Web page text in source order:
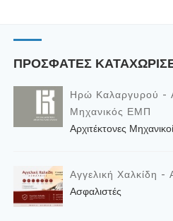
ΠΡΟΣΦΑΤΕΣ
Ηρώ Καλαργυρού -
Μηχανικός ΕΜΠ
Αρχιτέκτονες Μηχανικοί
Αγγελική Χαλκίδη -
Ασφαλιστές